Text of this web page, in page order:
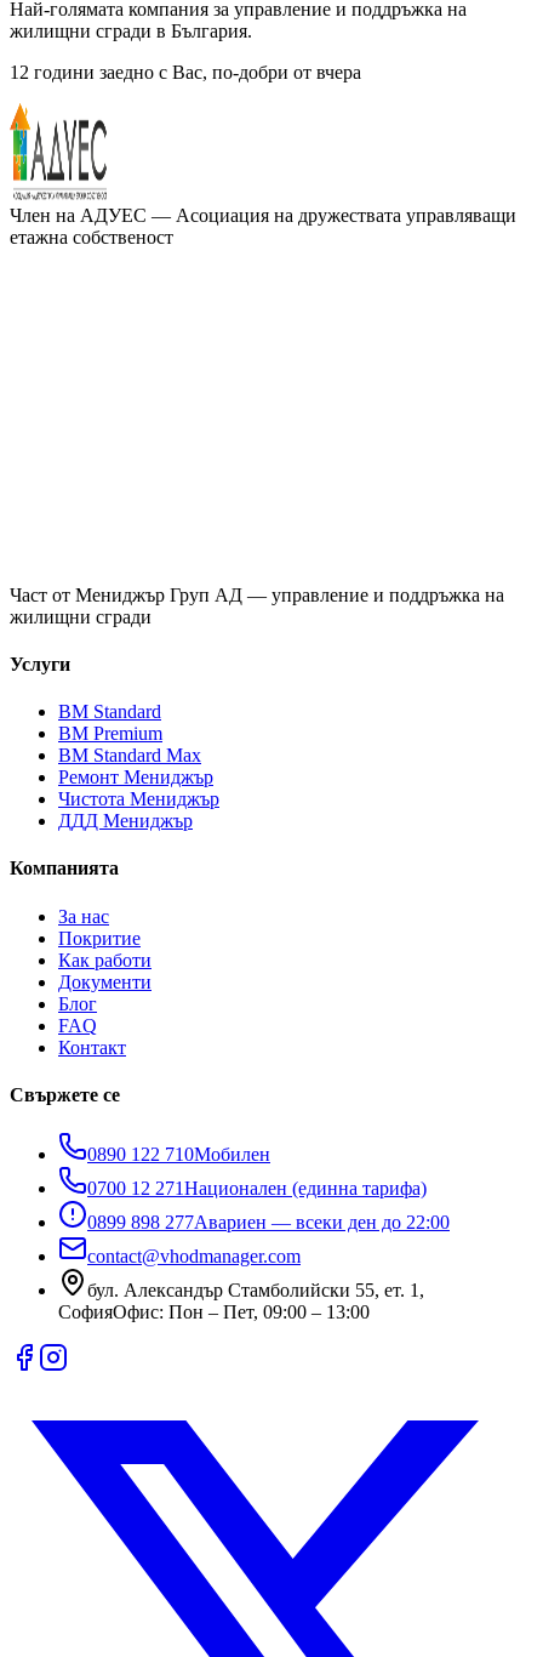
Най-голямата компания за управление и поддръжка на
жилищни сгради в България.
12 години заедно с Вас, по-добри от вчера
Член на АДУЕС — Асоциация на дружествата управляващи
етажна собственост
Част от Мениджър Груп АД — управление и поддръжка на
жилищни сгради
Услуги
ВМ Standard
ВМ Premium
ВМ Standard Max
Ремонт Мениджър
Чистота Мениджър
ДДД Мениджър
Компанията
За нас
Покритие
Как работи
Документи
Блог
FAQ
Контакт
Свържете се
0890 122 710Мобилен
0700 12 271Национален (единна тарифа)
0899 898 277Авариен — всеки ден до 22:00
contact@vhodmanager.com
бул. Александър Стамболийски 55, ет. 1 ,
СофияОфис: Пон – Пет, 09:00 – 13:00